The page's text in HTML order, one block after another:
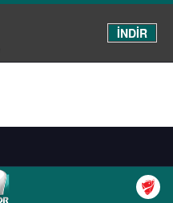
İNDİR